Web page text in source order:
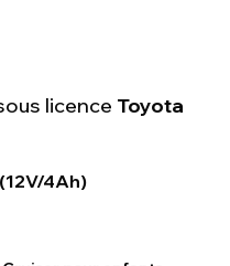
licence Toyota
4Ah)